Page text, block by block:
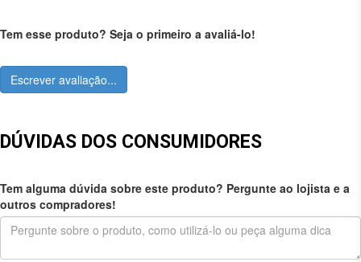
Tem esse produto? Seja o primeiro a avaliá-lo!
Escrever avaliação...
DÚVIDAS DOS CONSUMIDORES
Tem alguma dúvida sobre este produto? Pergunte ao lojista e a
outros compradores!